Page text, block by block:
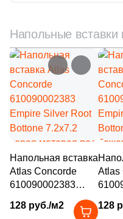
Напольные вставки
Напольная вставка
Atlas Concorde
610090002383
Empire Silver Root
Bottone 7.2x7.2
128 руб./м2
Atlas
128